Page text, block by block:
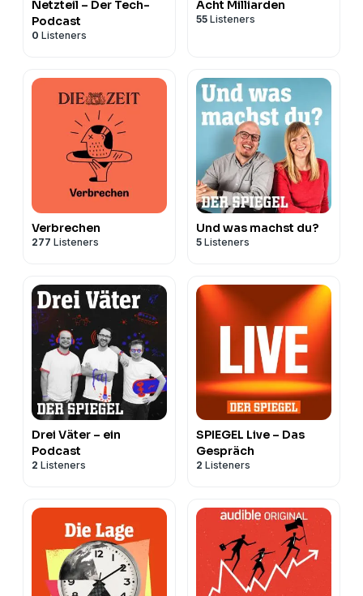
Netzteil – Der Tech-
Podcast
0 Listeners
Acht Milliarden
55 Listeners
Verbrechen
277 Listeners
Und was machst du?
5 Listeners
Drei Väter – ein
Podcast
2 Listeners
SPIEGEL Live – Das
Gespräch
2 Listeners